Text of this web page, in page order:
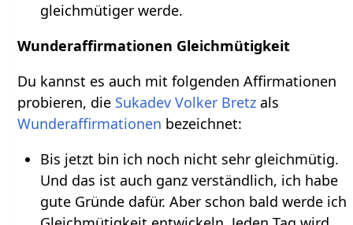
gleichmütiger werde.
Wunderaffirmationen Gleichmütigkeit
Du kannst es auch mit folgenden Affirmationen
probieren, die Sukadev Volker Bretz als
Wunderaffirmationen bezeichnet:
Bis jetzt bin ich noch nicht sehr gleichmütig.
Und das ist auch ganz verständlich, ich habe
gute Gründe dafür. Aber schon bald werde ich